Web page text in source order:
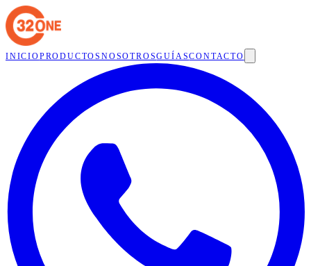
INICIOPRODUCTOSNOSOTROSGUÍASCONTACTO